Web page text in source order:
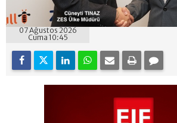
07 Ağustos 2026
Cuma 10:45